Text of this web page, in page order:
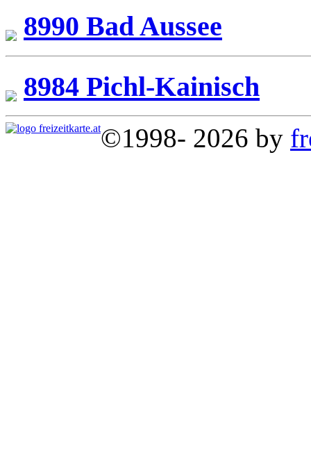
8990 Bad Aussee
8984 Pichl-Kainisch
©1998- 2026 by